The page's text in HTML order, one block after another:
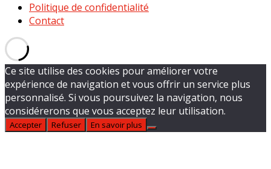
Politique de confidentialité
Contact
Ce site utilise des cookies pour améliorer votre
expérience de navigation et vous offrir un service plus
personnalisé. Si vous poursuivez la navigation, nous
considérerons que vous acceptez leur utilisation.
Accepter Refuser En savoir plus